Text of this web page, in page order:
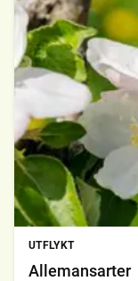
UTFLYKT
Allemansarter